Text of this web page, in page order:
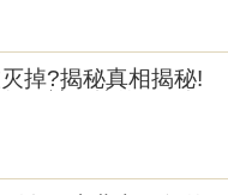
掉?揭秘真相揭秘!